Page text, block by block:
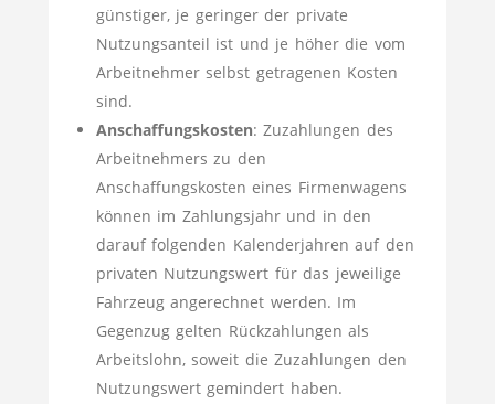
günstiger, je geringer der private
Nutzungsanteil ist und je höher die vom
Arbeitnehmer selbst getragenen Kosten
sind.
Anschaffungskosten: Zuzahlungen des
Arbeitnehmers zu den
Anschaffungskosten eines Firmenwagens
können im Zahlungsjahr und in den
darauf folgenden Kalenderjahren auf den
privaten Nutzungswert für das jeweilige
Fahrzeug angerechnet werden. Im
Gegenzug gelten Rückzahlungen als
Arbeitslohn, soweit die Zuzahlungen den
Nutzungswert gemindert haben.